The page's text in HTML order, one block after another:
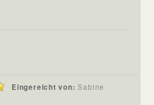
Eingereicht von:Sabine